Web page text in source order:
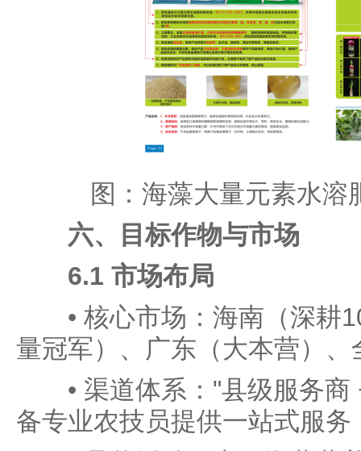
图：海藻大量元素水溶
六、目标作物与市场
6.1 市场布局
• 核心市场：海南（深耕
量冠军）、广东（大本营）、
• 渠道体系："县级服务商
备专业农技员提供一站式服务